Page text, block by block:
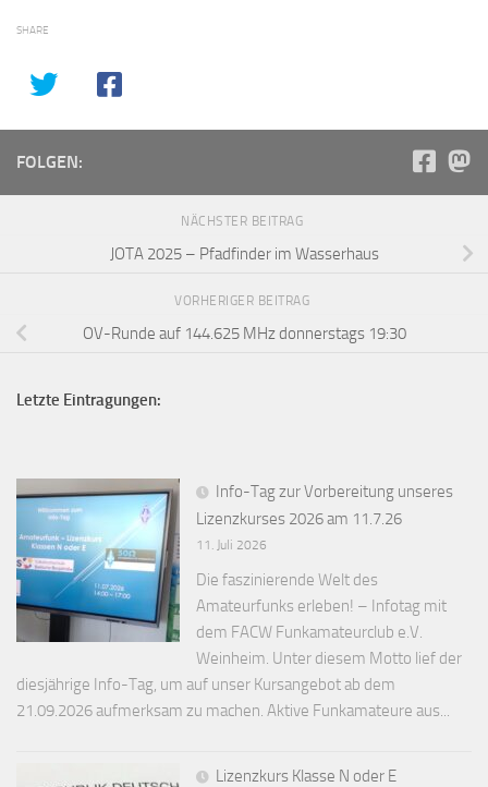
SHARE
FOLGEN:
NÄCHSTER BEITRAG
JOTA 2025 – Pfadfinder im Wasserhaus
VORHERIGER BEITRAG
OV-Runde auf 144.625 MHz donnerstags 19:30
Letzte Eintragungen:
Info-Tag zur Vorbereitung unseres
Lizenzkurses 2026 am 11.7.26
11. Juli 2026
Die faszinierende Welt des
Amateurfunks erleben! – Infotag mit
dem FACW Funkamateurclub e.V.
Weinheim. Unter diesem Motto lief der
diesjährige Info-Tag, um auf unser Kursangebot ab dem
21.09.2026 aufmerksam zu machen. Aktive Funkamateure aus...
Lizenzkurs Klasse N oder E